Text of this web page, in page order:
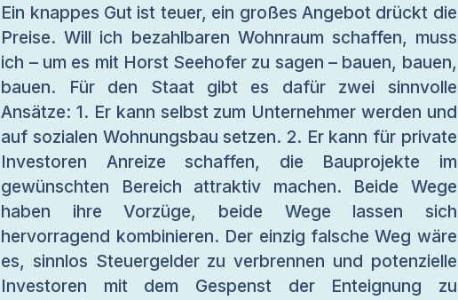
Ein knappes Gut ist teuer, ein großes Angebot drückt die
Preise. Will ich bezahlbaren Wohnraum schaffen, muss
ich – um es mit Horst Seehofer zu sagen – bauen, bauen,
bauen. Für den Staat gibt es dafür zwei sinnvolle
Ansätze: 1. Er kann selbst zum Unternehmer werden und
auf sozialen Wohnungsbau setzen. 2. Er kann für private
Investoren Anreize schaffen, die Bauprojekte im
gewünschten Bereich attraktiv machen. Beide Wege
haben ihre Vorzüge, beide Wege lassen sich
hervorragend kombinieren. Der einzig falsche Weg wäre
es, sinnlos Steuergelder zu verbrennen und potenzielle
Investoren mit dem Gespenst der Enteignung zu